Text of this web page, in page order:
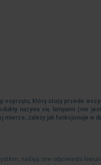
który służy przede
nazywa się lampami (nie
mierze, zależy jak funkcjonuje w
nadają one odpowiedni